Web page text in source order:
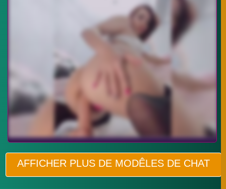
AFFICHER PLUS DE MODÊLES DE CHAT